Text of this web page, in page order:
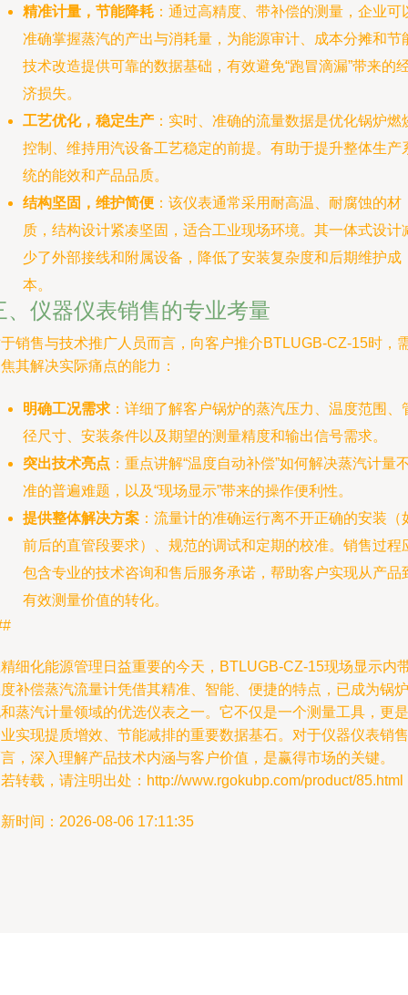
精准计量，节能降耗 ：通过高精度、带补偿的测量，企业可
准确掌握蒸汽的产出与消耗量，为能源审计、成本分摊和节
技术改造提供可靠的数据基础，有效避免“跑冒滴漏”带来的
济损失。
工艺优化，稳定生产 ：实时、准确的流量数据是优化锅炉燃
控制、维持用汽设备工艺稳定的前提。有助于提升整体生产
统的能效和产品品质。
结构坚固，维护简便 ：该仪表通常采用耐高温、耐腐蚀的材
质，结构设计紧凑坚固，适合工业现场环境。其一体式设计
少了外部接线和附属设备，降低了安装复杂度和后期维护成
本。
、仪器仪表销售的专业考量
销售与技术推广人员而言，向客户推介BTLUGB-CZ-15时，
其解决实际痛点的能力：
明确工况需求 ：详细了解客户锅炉的蒸汽压力、温度范围、
径尺寸、安装条件以及期望的测量精度和输出信号需求。
突出技术亮点 ：重点讲解“温度自动补偿”如何解决蒸汽计量
准的普遍难题，以及“现场显示”带来的操作便利性。
提供整体解决方案 ：流量计的准确运行离不开正确的安装（
前后的直管段要求）、规范的调试和定期的校准。销售过程
包含专业的技术咨询和售后服务承诺，帮助客户实现从产品
有效测量价值的转化。
细化能源管理日益重要的今天，BTLUGB-CZ-15现场显示内
补偿蒸汽流量计凭借其精准、智能、便捷的特点，已成为锅炉
蒸汽计量领域的优选仪表之一。它不仅是一个测量工具，更是
实现提质增效、节能减排的重要数据基石。对于仪器仪表销售
，深入理解产品技术内涵与客户价值，是赢得市场的关键。
转载，请注明出处：http://www.rgokubp.com/product/85.html
时间：2026-08-06 17:11:35